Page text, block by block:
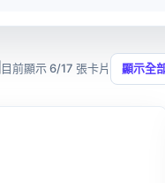
目前顯示 6/17 張卡片 顯示全
›